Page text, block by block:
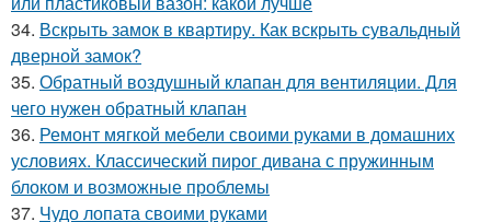
34. Вскрыть замок в квартиру. Как вскрыть сувальдный
дверной замок?
35. Обратный воздушный клапан для вентиляции. Для
чего нужен обратный клапан
36. Ремонт мягкой мебели своими руками в домашних
условиях. Классический пирог дивана с пружинным
блоком и возможные проблемы
37. Чудо лопата своими руками